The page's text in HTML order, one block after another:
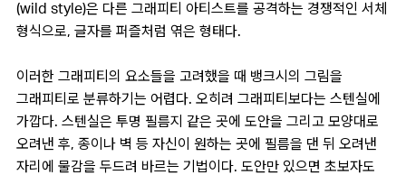
(wild style)은 다른 그래피티 아티스트를 공격하는 경쟁적인 서체
형식으로, 글자를 퍼즐처럼 엮은 형태다.
이러한 그래피티의 요소들을 고려했을 때 뱅크시의 그림을
그래피티로 분류하기는 어렵다. 오히려 그래피티보다는 스텐실에
가깝다. 스텐실은 투명 필름지 같은 곳에 도안을 그리고 모양대로
오려낸 후, 종이나 벽 등 자신이 원하는 곳에 필름을 댄 뒤 오려낸
자리에 물감을 두드려 바르는 기법이다. 도안만 있으면 초보자도